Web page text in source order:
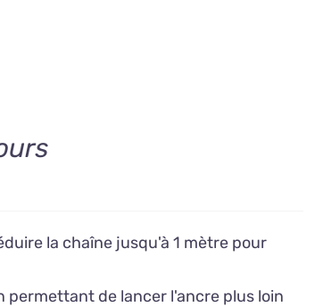
la chaîne jusqu'à 1 mètre pour
permettant de lancer l'ancre plus loin